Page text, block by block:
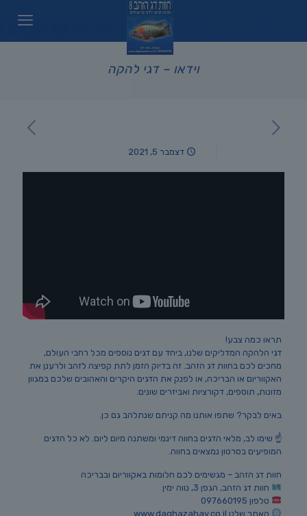
וידאו – דגי להקה
דצמבר 5, 2021
תראו כמה צבע!
דגי הלהקה המדליקים שלנו, ביחד עם דגים נוספים מכל רחבי העולם,
מחכים לכם בחוות דג הזהב. זה בדיוק הזמן לתת קפיצה לזהב ולרענן את
האקווריום או הבריכה, או לפנק את הדגים היקרים והאהובים שלכם במגוון
מזונות, תוספים, דקורציות ואביזרים שונים.
באים לבקר? שתפו אותנו מה קניתם שנתלהב גם כן.
☝️ שימו לב, מלאי הדגים בחווה דינמי ומשתנה מיום ליום. לא כל הדגים
המופיעים בסרטון נמצאים בחווה.
חוות דג הזהב – מגשימים לכם חלומות באקווריום ובבריכה
חוות דג הזהב, הגפן 3, נווה ימין
טלפון 097660195
האתר שלנו www.daghazahav.co.il